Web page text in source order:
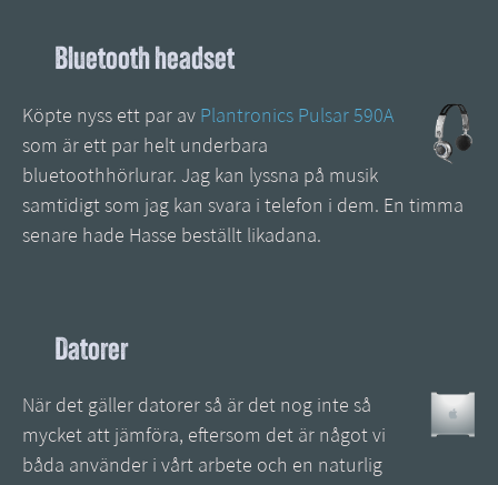
Bluetooth headset
Köpte nyss ett par av Plantronics Pulsar 590A
som är ett par helt underbara
bluetoothhörlurar. Jag kan lyssna på musik
samtidigt som jag kan svara i telefon i dem. En timma
senare hade Hasse beställt likadana.
Datorer
När det gäller datorer så är det nog inte så
mycket att jämföra, eftersom det är något vi
båda använder i vårt arbete och en naturlig